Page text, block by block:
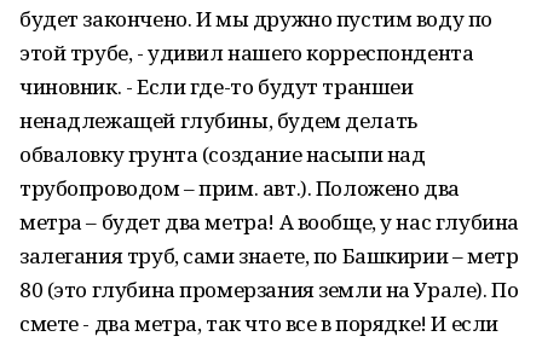
будет закончено. И мы дружно пустим воду по
этой трубе, - удивил нашего корреспондента
чиновник. - Если где-то будут траншеи
ненадлежащей глубины, будем делать
обваловку грунта (создание насыпи над
трубопроводом – прим. авт.). Положено два
метра – будет два метра! А вообще, у нас глубина
залегания труб, сами знаете, по Башкирии – метр
80 (это глубина промерзания земли на Урале). По
смете - два метра, так что все в порядке! И если